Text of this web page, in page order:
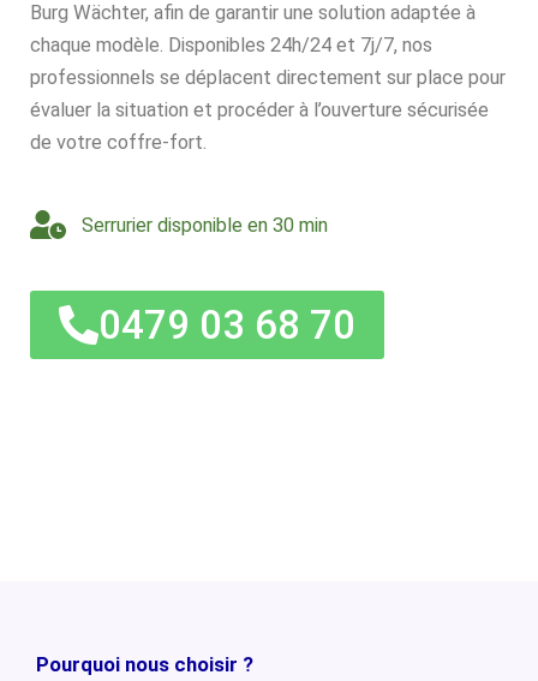
Burg Wächter, afin de garantir une solution adaptée à
chaque modèle. Disponibles 24h/24 et 7j/7, nos
professionnels se déplacent directement sur place pour
évaluer la situation et procéder à l’ouverture sécurisée
de votre coffre-fort.
Serrurier disponible en 30 min
0479 03 68 70
Pourquoi nous choisir ?